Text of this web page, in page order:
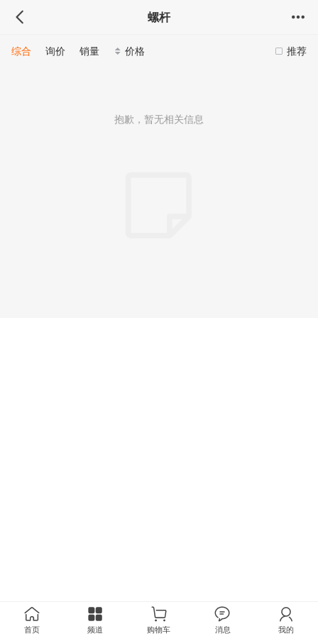
螺杆
推荐
综合 询价 销量 价格
抱歉，暂无相关信息
首页 频道 购物车 消息 我的